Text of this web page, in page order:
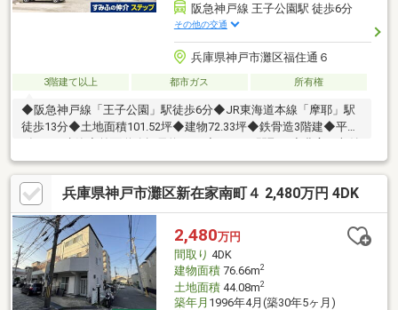
阪急神戸線 王子公園駅 徒歩6分
その他の交通
兵庫県神戸市灘区福住通６
3階建て以上 都市ガス 所有権
◆阪急神戸線「王子公園」駅徒歩6分◆JR東海道本線「摩耶」駅
徒歩13分◆土地面積101.52坪◆建物72.33坪◆鉄骨造3階建◆平成
5年12月建築◆前面道路幅員約6.1m◆5LDKの間取り◆豊富な収納
◆間口約14.7m【周辺環境】・福住小学校迄約30m(徒歩1分)・上
野中学校迄約1000m(徒歩13分)・神戸福住郵便局迄約110m(徒歩2
分)・スギ薬局水道筋店迄約560m(徒歩7分)・吉田小児科迄約
320m(徒歩4分)・アサゴエクリニック迄約230m(徒歩3分)
兵庫県神戸市灘区新在家南町４ 2,480万円 4DK
2,480万円
間取り 4DK
建物面積76.66m2
土地面積44.08m2
築年月 1996年4月(築30年5ヶ月)